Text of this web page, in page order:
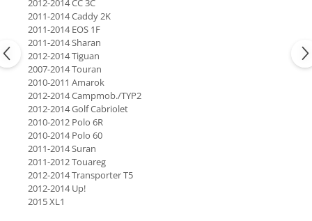
2012-2014 CC 3C
2011-2014 Caddy 2K
2011-2014 EOS 1F
2011-2014 Sharan
2012-2014 Tiguan
2007-2014 Touran
2010-2011 Amarok
2012-2014 Campmob./TYP2
2012-2014 Golf Cabriolet
2010-2012 Polo 6R
2010-2014 Polo 60
2011-2014 Suran
2011-2012 Touareg
2012-2014 Transporter T5
2012-2014 Up!
2015 XL1